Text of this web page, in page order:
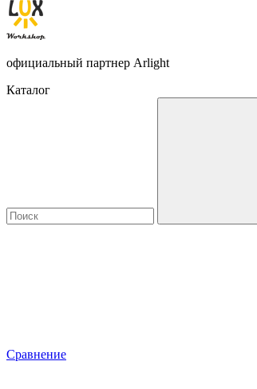
официальный партнер Arlight
Каталог
Сравнение